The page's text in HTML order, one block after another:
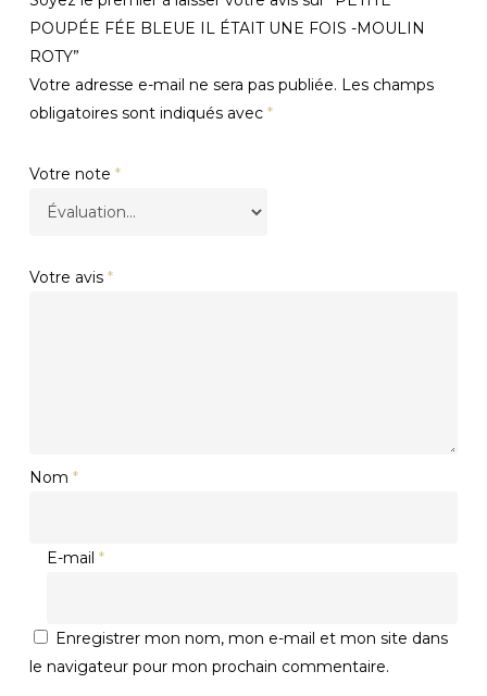
POUPÉE FÉE BLEUE IL ÉTAIT UNE FOIS -MOULIN
ROTY”
Votre adresse e-mail ne sera pas publiée. Les champs
obligatoires sont indiqués avec *
Votre note *
Votre avis *
Nom *
E-mail *
Enregistrer mon nom, mon e-mail et mon site dans
le navigateur pour mon prochain commentaire.